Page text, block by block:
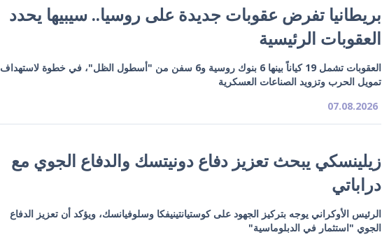
بريطانيا تفرض عقوبات جديدة على روسيا.. سيبيها يحدد
العقوبات الرئيسية
العقوبات تشمل 19 كياناً بينها 6 بنوك روسية و6 سفن من "أسطول الظل"، في خطوة لاستهداف
تمويل الحرب وتزويد الصناعات العسكرية
07.08.2026
زيلينسكي يبحث تعزيز دفاع دونيتسك والدفاع الجوي مع
دراباتي
الرئيس الأوكراني يوجه بتركيز الجهود على كوستيانتينيفكا وسلوفيانسك، ويؤكد أن تعزيز الدفاع
الجوي "استثمار في الدبلوماسية"